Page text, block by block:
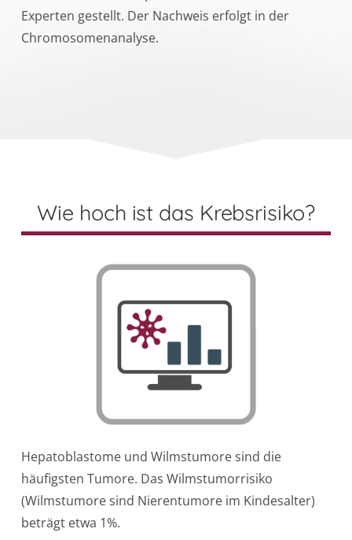
Experten gestellt. Der Nachweis erfolgt in der
Chromosomenanalyse.
Wie hoch ist das Krebsrisiko?
Hepatoblastome und Wilmstumore sind die
häufigsten Tumore. Das Wilmstumorrisiko
(Wilmstumore sind Nierentumore im Kindesalter)
beträgt etwa 1%.